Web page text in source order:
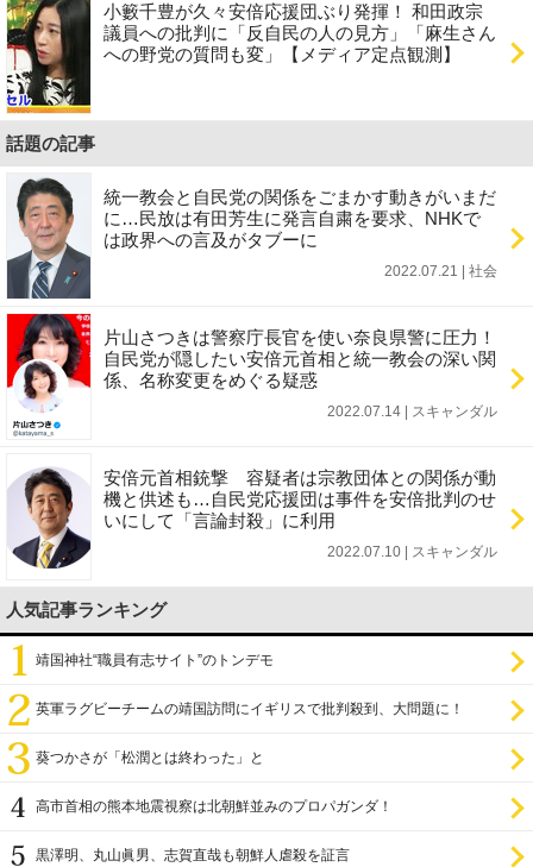
小籔千豊が久々安倍応援団ぶり発揮！ 和田政宗
議員への批判に「反自民の人の見方」「麻生さん
への野党の質問も変」【メディア定点観測】
話題の記事
統一教会と自民党の関係をごまかす動きがいまだ
に…民放は有田芳生に発言自粛を要求、NHKで
は政界への言及がタブーに
2022.07.21 | 社会
片山さつきは警察庁長官を使い奈良県警に圧力！
自民党が隠したい安倍元首相と統一教会の深い関
係、名称変更をめぐる疑惑
2022.07.14 | スキャンダル
安倍元首相銃撃 容疑者は宗教団体との関係が動
機と供述も…自民党応援団は事件を安倍批判のせ
いにして「言論封殺」に利用
2022.07.10 | スキャンダル
人気記事ランキング
靖国神社“職員有志サイト”のトンデモ
英軍ラグビーチームの靖国訪問にイギリスで批判殺到、大問題に！
葵つかさが「松潤とは終わった」と
高市首相の熊本地震視察は北朝鮮並みのプロパガンダ！
黒澤明、丸山眞男、志賀直哉も朝鮮人虐殺を証言